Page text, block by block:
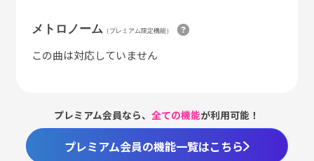
メトロノーム （プレミアム限定機能）
この曲は対応していません
プレミアム会員なら、全ての機能が利用可能！
プレミアム会員の機能一覧はこちら